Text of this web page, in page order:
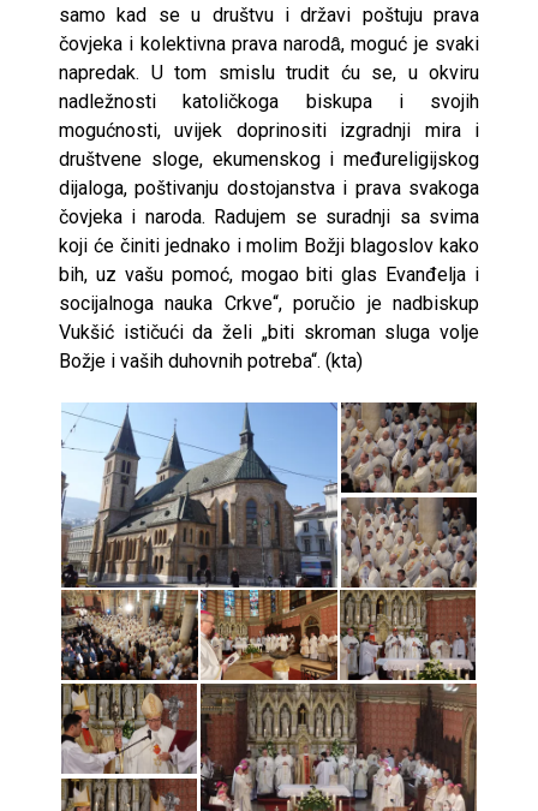
samo kad se u društvu i državi poštuju prava
čovjeka i kolektivna prava narodȃ, moguć je svaki
napredak. U tom smislu trudit ću se, u okviru
nadležnosti katoličkoga biskupa i svojih
mogućnosti, uvijek doprinositi izgradnji mira i
društvene sloge, ekumenskog i međureligijskog
dijaloga, poštivanju dostojanstva i prava svakoga
čovjeka i naroda. Radujem se suradnji sa svima
koji će činiti jednako i molim Božji blagoslov kako
bih, uz vašu pomoć, mogao biti glas Evanđelja i
socijalnoga nauka Crkve“, poručio je nadbiskup
Vukšić ističući da želi „biti skroman sluga volje
Božje i vaših duhovnih potreba“. (kta)